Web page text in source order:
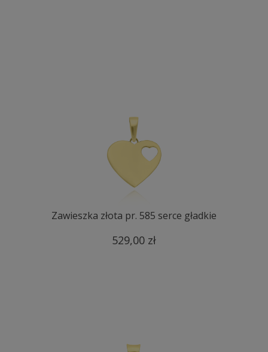
Zawieszka złota pr. 585 serce gładkie
529,00 zł